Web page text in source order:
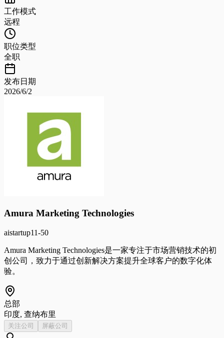
工作模式
远程
职位类型
全职
发布日期
2026/6/2
Amura Marketing Technologies
aistartup11-50
Amura Marketing Technologies是一家专注于市场营销技术的初
创公司，致力于通过创新解决方案提升全球客户的数字化体
验。
总部
印度, 查纳布里
关注公司 屏蔽公司